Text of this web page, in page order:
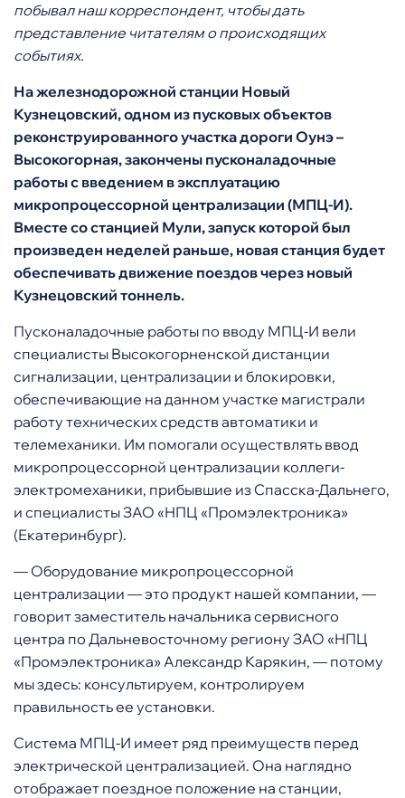
побывал наш корреспондент, чтобы дать
представление читателям о происходящих
событиях.
На железнодорожной станции Новый
Кузнецовский, одном из пусковых объектов
реконструированного участка дороги Оунэ­­ –
Высокогорная, закончены пусконаладочные
работы с введением в эксплуатацию
микропроцессорной централизации (МПЦ-И).
Вместе со станцией Мули, запуск которой был
произведен неделей раньше, новая станция будет
обеспечивать движение поездов через новый
Кузнецовский тоннель.
Пусконаладочные работы по вводу МПЦ-И вели
специалисты Высокогорненской дистанции
сигнализации, централизации и блокировки,
обеспечивающие на данном участке магистрали
работу технических средств автоматики и
телемеханики. Им помогали осуществлять ввод
микропроцессорной централизации коллеги-
электромеханики, прибывшие из Спасска-Дальнего,
и специалисты ЗАО «НПЦ «Промэлектроника»
(Екатеринбург).
— Оборудование микропроцессорной
централизации — это продукт нашей компании, —
говорит заместитель начальника сервисного
центра по Дальневосточному региону ЗАО «НПЦ
«Промэлектроника» Александр Карякин, — потому
мы здесь: консультируем, контролируем
правильность ее установки.
Система МПЦ-И имеет ряд преимуществ перед
электрической централизацией. Она наглядно
отображает поездное положение на станции,